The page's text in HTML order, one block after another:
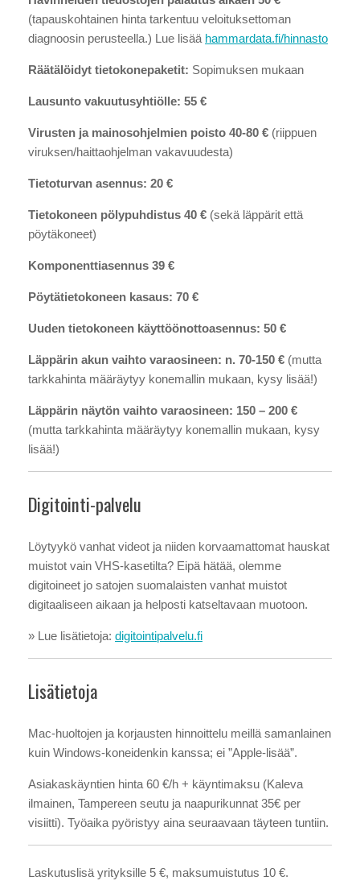
(tapauskohtainen hinta tarkentuu veloituksettoman
diagnoosin perusteella.) Lue lisää hammardata.fi/hinnasto
Räätälöidyt tietokonepaketit: Sopimuksen mukaan
Lausunto vakuutusyhtiölle: 55 €
Virusten ja mainosohjelmien poisto 40-80 € (riippuen
viruksen/haittaohjelman vakavuudesta)
Tietoturvan asennus: 20 €
Tietokoneen pölypuhdistus 40 € (sekä läppärit että
pöytäkoneet)
Komponenttiasennus 39 €
Pöytätietokoneen kasaus: 70 €
Uuden tietokoneen käyttöönottoasennus: 50 €
Läppärin akun vaihto varaosineen: n. 70-150 € (mutta
tarkkahinta määräytyy konemallin mukaan, kysy lisää!)
Läppärin näytön vaihto varaosineen: 150 – 200 €
(mutta tarkkahinta määräytyy konemallin mukaan, kysy
lisää!)
Digitointi-palvelu
Löytyykö vanhat videot ja niiden korvaamattomat hauskat
muistot vain VHS-kasetilta? Eipä hätää, olemme
digitoineet jo satojen suomalaisten vanhat muistot
digitaaliseen aikaan ja helposti katseltavaan muotoon.
» Lue lisätietoja: digitointipalvelu.fi
Lisätietoja
Mac-huoltojen ja korjausten hinnoittelu meillä samanlainen
kuin Windows-koneidenkin kanssa; ei ”Apple-lisää”.
Asiakaskäyntien hinta 60 €/h + käyntimaksu (Kaleva
ilmainen, Tampereen seutu ja naapurikunnat 35€ per
visiitti). Työaika pyöristyy aina seuraavaan täyteen tuntiin.
Laskutuslisä yrityksille 5 €, maksumuistutus 10 €.